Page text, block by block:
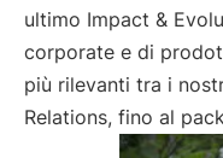
ultimo Impact &
corporate e di
più rilevanti tra i
Relations, fino al